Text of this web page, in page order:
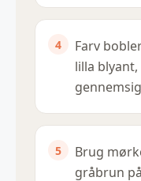
Farv
lilla
Brug
gråbrun